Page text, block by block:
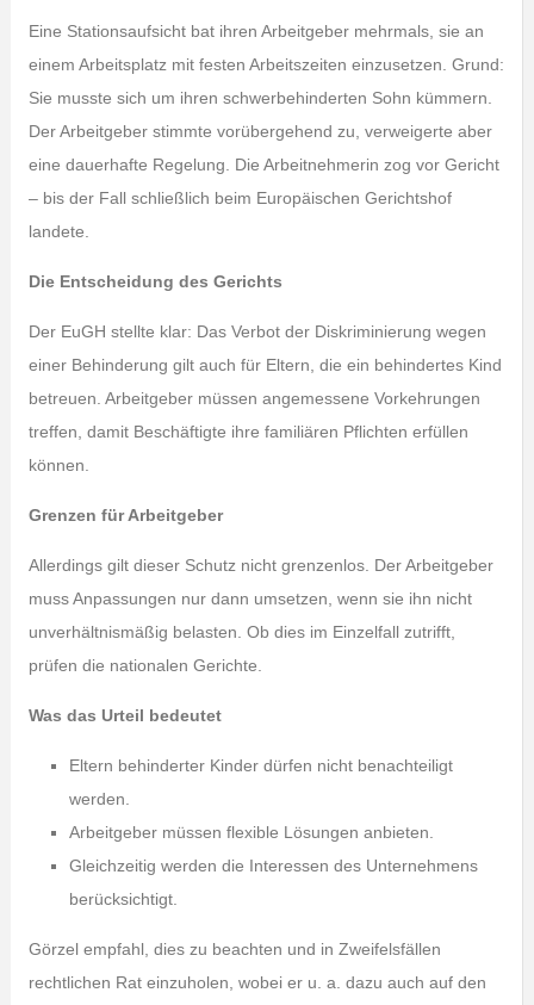
Eine Stationsaufsicht bat ihren Arbeitgeber mehrmals, sie an
einem Arbeitsplatz mit festen Arbeitszeiten einzusetzen. Grund:
Sie musste sich um ihren schwerbehinderten Sohn kümmern.
Der Arbeitgeber stimmte vorübergehend zu, verweigerte aber
eine dauerhafte Regelung. Die Arbeitnehmerin zog vor Gericht
– bis der Fall schließlich beim Europäischen Gerichtshof
landete.
Die Entscheidung des Gerichts
Der EuGH stellte klar: Das Verbot der Diskriminierung wegen
einer Behinderung gilt auch für Eltern, die ein behindertes Kind
betreuen. Arbeitgeber müssen angemessene Vorkehrungen
treffen, damit Beschäftigte ihre familiären Pflichten erfüllen
können.
Grenzen für Arbeitgeber
Allerdings gilt dieser Schutz nicht grenzenlos. Der Arbeitgeber
muss Anpassungen nur dann umsetzen, wenn sie ihn nicht
unverhältnismäßig belasten. Ob dies im Einzelfall zutrifft,
prüfen die nationalen Gerichte.
Was das Urteil bedeutet
Eltern behinderter Kinder dürfen nicht benachteiligt
werden.
Arbeitgeber müssen flexible Lösungen anbieten.
Gleichzeitig werden die Interessen des Unternehmens
berücksichtigt.
Görzel empfahl, dies zu beachten und in Zweifelsfällen
rechtlichen Rat einzuholen, wobei er u. a. dazu auch auf den